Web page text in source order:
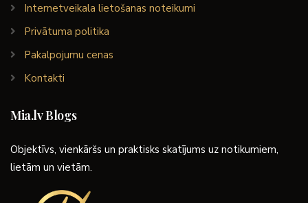
Internetveikala lietošanas noteikumi
Privātuma politika
Pakalpojumu cenas
Kontakti
Mia.lv Blogs
Objektīvs, vienkāršs un praktisks skatījums uz notikumiem,
lietām un vietām.